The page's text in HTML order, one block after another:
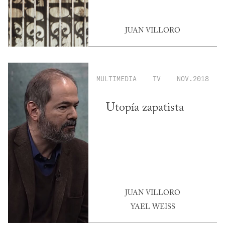
JUAN VILLORO
MULTIMEDIA TV NOV.2018
Utopía zapatista
JUAN VILLORO
YAEL WEISS